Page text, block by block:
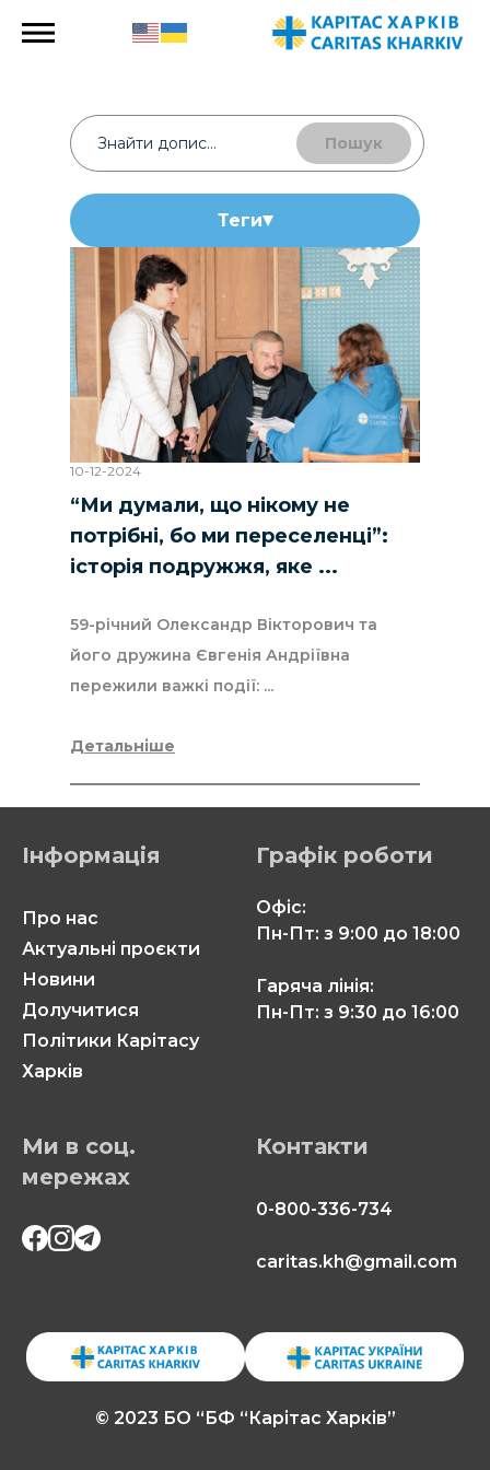
Пошук
Теги
10-12-2024
“Ми думали, що нікому не
потрібні, бо ми переселенці”:
історія подружжя, яке ...
59-річний Олександр Вікторович та
його дружина Євгенія Андріївна
пережили важкі події: ...
Детальніше
Інформація
Про нас
Актуальні проєкти
Новини
Долучитися
Політики Карітасу
Харків
Контакти
0-800-336-734
caritas.kh@gmail.com
Графік роботи
Офіс:
Пн-Пт: з 9:00 до 18:00
Гаряча лінія:
Пн-Пт: з 9:30 до 16:00
Ми в соц.
мережах
© 2023 БО “БФ “Карітас Харків”